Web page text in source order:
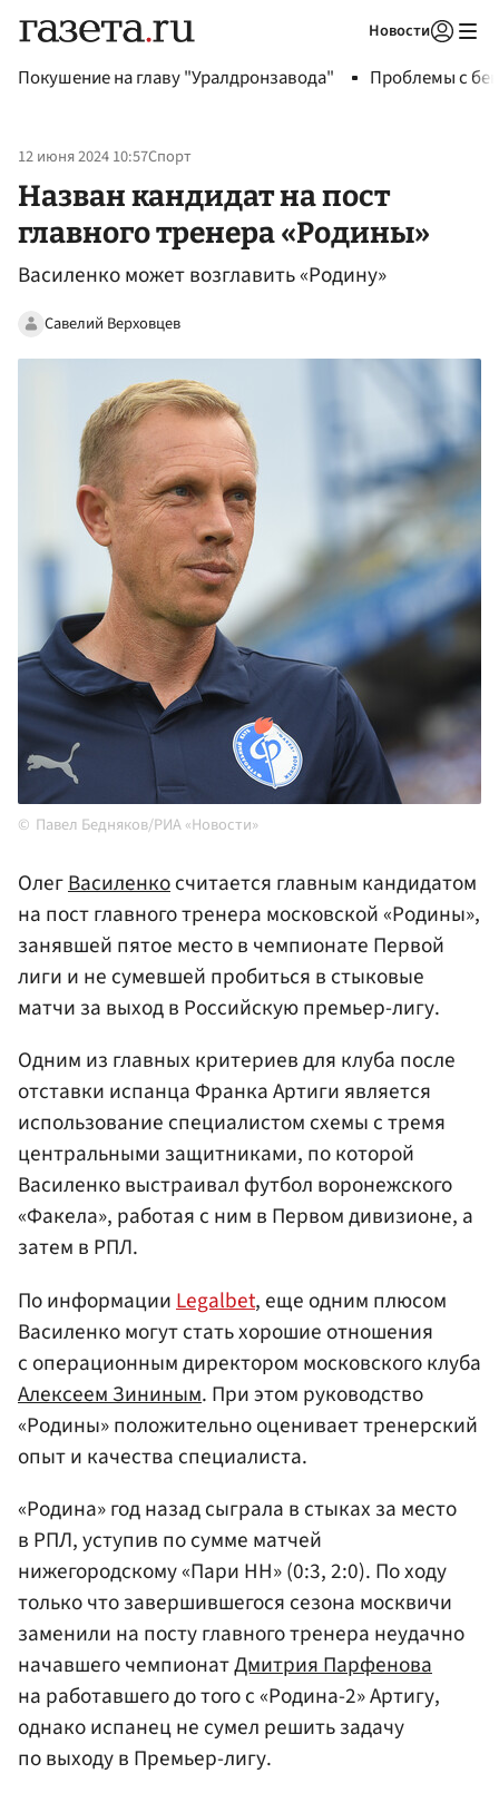
Новости
Покушение на главу "Уралдронзавода" Проблемы с
12 июня 2024 10:57Спорт
Назван кандидат на пост
главного тренера «Родины»
Василенко может возглавить «Родину»
Савелий Верховцев
Павел Бедняков/РИА «Новости»
ОлегВасиленкосчитается главным кандидатом
на пост главного тренера московской «Родины»,
занявшей пятое место в чемпионате Первой
лиги и не сумевшей пробиться в стыковые
матчи за выход в Российскую премьер-лигу.
Одним из главных критериев для клуба после
отставки испанца Франка Артиги является
использование специалистом схемы с тремя
центральными защитниками, по которой
Василенко выстраивал футбол воронежского
«Факела», работая с ним в Первом дивизионе, а
затем в РПЛ.
По информации Legalbet, еще одним плюсом
Василенко могут стать хорошие отношения
с операционным директором московского клуба
Алексеем Зининым. При этом руководство
«Родины» положительно оценивает тренерский
опыт и качества специалиста.
«Родина» год назад сыграла в стыках за место
в РПЛ, уступив по сумме матчей
нижегородскому «Пари НН» (0:3, 2:0). По ходу
только что завершившегося сезона москвичи
заменили на посту главного тренера неудачно
начавшего чемпионатДмитрия Парфенова
на работавшего до того с «Родина-2» Артигу,
однако испанец не сумел решить задачу
по выходу в Премьер-лигу.